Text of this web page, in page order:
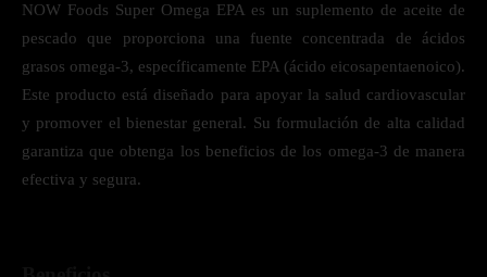
NOW Foods Super Omega EPA es un suplemento de aceite de
pescado que proporciona una fuente concentrada de ácidos
grasos omega-3, específicamente EPA (ácido eicosapentaenoico).
Este producto está diseñado para apoyar la salud cardiovascular
y promover el bienestar general. Su formulación de alta calidad
garantiza que obtenga los beneficios de los omega-3 de manera
efectiva y segura.